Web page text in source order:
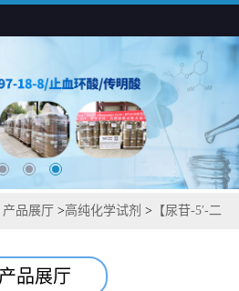
产品展厅 >高纯化学试剂 > 【尿苷-5′-二
22-6】
产品展厅